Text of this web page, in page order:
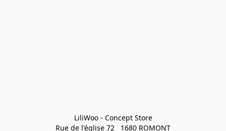
LiliWoo - Concept Store
Rue de l'église 72   1680 ROMONT